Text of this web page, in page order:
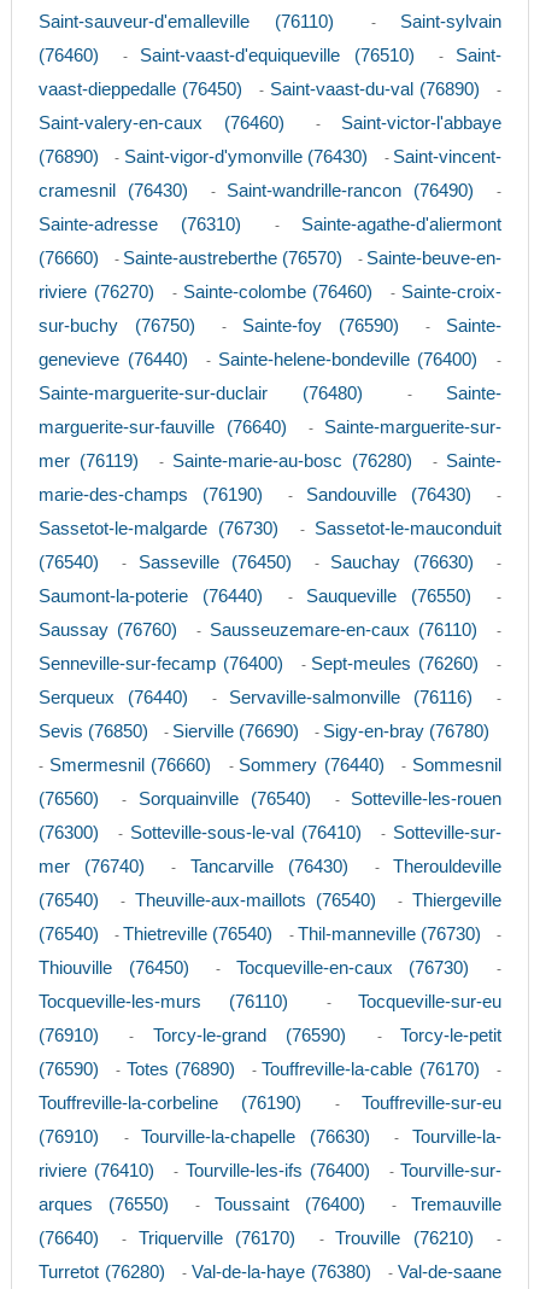
Saint-sauveur-d'emalleville (76110) - Saint-sylvain
(76460)
- Saint-vaast-d'equiqueville (76510) - Saint-
vaast-dieppedalle (76450)
- Saint-vaast-du-val (76890) -
Saint-valery-en-caux (76460) - Saint-victor-l'abbaye
(76890)
- Saint-vigor-d'ymonville (76430) - Saint-vincent-
cramesnil (76430)
- Saint-wandrille-rancon (76490) -
Sainte-adresse (76310) - Sainte-agathe-d'aliermont
(76660)
- Sainte-austreberthe (76570) - Sainte-beuve-en-
riviere (76270)
- Sainte-colombe (76460) - Sainte-croix-
sur-buchy (76750)
- Sainte-foy (76590) - Sainte-
genevieve (76440)
- Sainte-helene-bondeville (76400) -
Sainte-marguerite-sur-duclair (76480) - Sainte-
marguerite-sur-fauville (76640)
- Sainte-marguerite-sur-
mer (76119)
- Sainte-marie-au-bosc (76280) - Sainte-
marie-des-champs (76190)
- Sandouville (76430) -
Sassetot-le-malgarde (76730) - Sassetot-le-mauconduit
(76540)
- Sasseville (76450) - Sauchay (76630) -
Saumont-la-poterie (76440) - Sauqueville (76550) -
Saussay (76760) - Sausseuzemare-en-caux (76110) -
Senneville-sur-fecamp (76400) - Sept-meules (76260) -
Serqueux (76440) - Servaville-salmonville (76116) -
Sevis (76850) - Sierville (76690) - Sigy-en-bray (76780)
- Smermesnil (76660) - Sommery (76440) - Sommesnil
(76560)
- Sorquainville (76540) - Sotteville-les-rouen
(76300)
- Sotteville-sous-le-val (76410) - Sotteville-sur-
mer (76740)
- Tancarville (76430) - Therouldeville
(76540)
- Theuville-aux-maillots (76540) - Thiergeville
(76540)
- Thietreville (76540) - Thil-manneville (76730) -
Thiouville (76450) - Tocqueville-en-caux (76730) -
Tocqueville-les-murs (76110) - Tocqueville-sur-eu
(76910)
- Torcy-le-grand (76590) - Torcy-le-petit
(76590)
- Totes (76890) - Touffreville-la-cable (76170) -
Touffreville-la-corbeline (76190) - Touffreville-sur-eu
(76910)
- Tourville-la-chapelle (76630) - Tourville-la-
riviere (76410)
- Tourville-les-ifs (76400) - Tourville-sur-
arques (76550)
- Toussaint (76400) - Tremauville
(76640)
- Triquerville (76170) - Trouville (76210) -
Turretot (76280) - Val-de-la-haye (76380) - Val-de-saane